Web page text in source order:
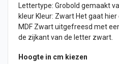
Lettertype: Grobold gemaakt
kleur Kleur: Zwart Het gaat
MDF Zwart uitgefreesd met
de zijkant van de letter zwart.
Hoogte in cm kiezen